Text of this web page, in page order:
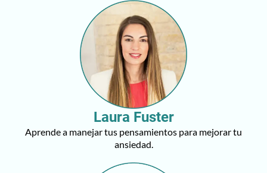
Laura Fuster
Aprende a manejar tus pensamientos para mejorar tu
ansiedad.